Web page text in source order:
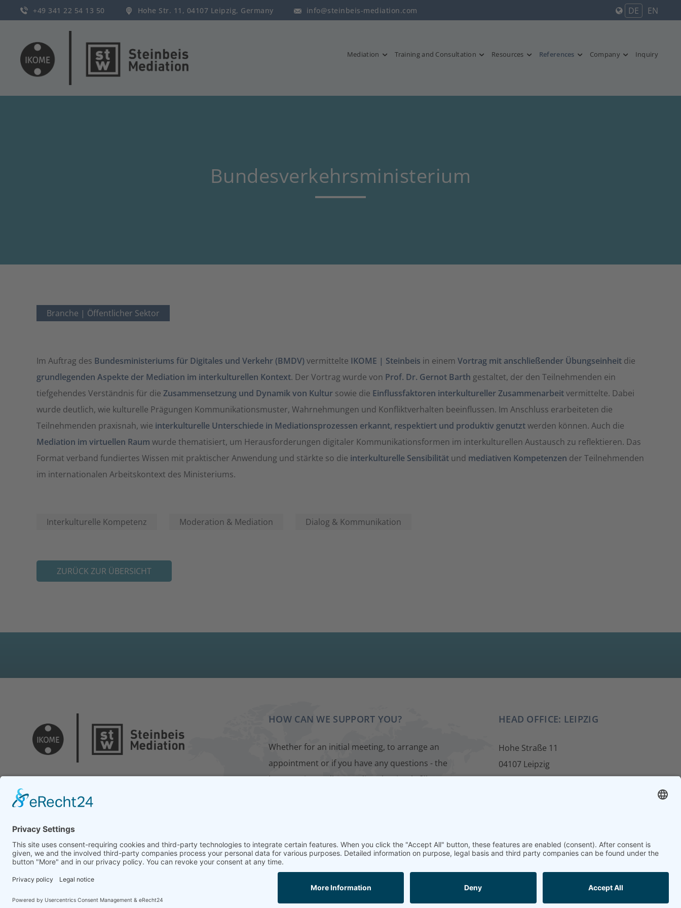
+49 341 22 54 13 50 Hohe Str. 11, 04107 Leipzig, Germany info@steinbeis-mediation.com DE EN
Mediation Training and Consultation Resources References Company Inquiry
Bundesverkehrsministerium
Branche | Öffentlicher Sektor
Im Auftrag des Bundesministeriums für Digitales und Verkehr (BMDV)vermittelte IKOME | Steinbeis in einem Vortrag mit anschließender Übungseinheit die
grundlegenden Aspekte der Mediation im interkulturellen Kontext. Der Vortrag wurde von Prof. Dr. Gernot Barth gestaltet, der den Teilnehmenden ein
tiefgehendes Verständnis für die Zusammensetzung und Dynamik von Kultur sowie die Einflussfaktoren interkultureller Zusammenarbeitvermittelte. Dabei
wurde deutlich, wie kulturelle Prägungen Kommunikationsmuster, Wahrnehmungen und Konfliktverhalten beeinflussen. Im Anschluss erarbeiteten die
Teilnehmenden praxisnah, wie interkulturelle Unterschiede in Mediationsprozessen erkannt, respektiert und produktiv genutztwerden können. Auch die
Mediation im virtuellen Raum wurde thematisiert, um Herausforderungen digitaler Kommunikationsformen im interkulturellen Austausch zu reflektieren. Das
Format verband fundiertes Wissen mit praktischer Anwendung und stärkte so die interkulturelle Sensibilität und mediativen Kompetenzen der Teilnehmenden
im internationalen Arbeitskontext des Ministeriums.
Interkulturelle Kompetenz Moderation & Mediation Dialog & Kommunikation
ZURÜCK ZUR ÜBERSICHT
HOW CAN WE SUPPORT YOU?
Whether for an initial meeting, to arrange an
appointment or if you have any questions - the
best way is to talk to us directly. Simply fill out our
CONTACT FORM
HEAD OFFICE: LEIPZIG
Hohe Straße 11
04107 Leipzig
© 2026 Copyrights - Steinbeis Advisory Center for Business Mediation